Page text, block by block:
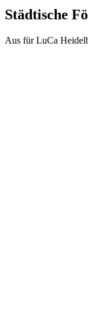
Städtische
Aus für LuCa